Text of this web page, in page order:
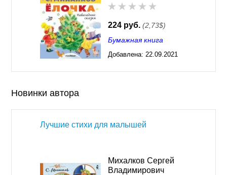
224 руб. (2,73$)
Бумажная книга
Добавлена: 22.09.2021
Новинки автора
Лучшие стихи для малышей
Михалков Сергей
Владимирович